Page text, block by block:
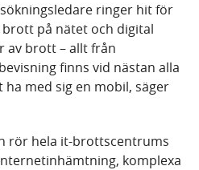
ringer hit för
på nätet och digital
av brott – allt från
finns vid nästan alla
med sig en mobil, säger
rör hela it-brottscentrums
komplexa